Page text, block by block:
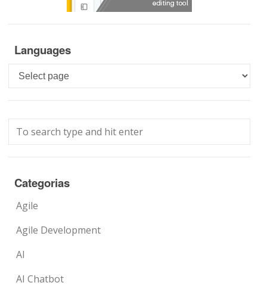
Languages
Languages
Categorias
Agile
Agile Development
AI
AI Chatbot